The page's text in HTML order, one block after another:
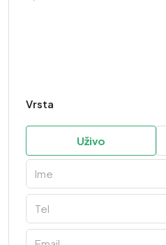
Vrsta
Uživo